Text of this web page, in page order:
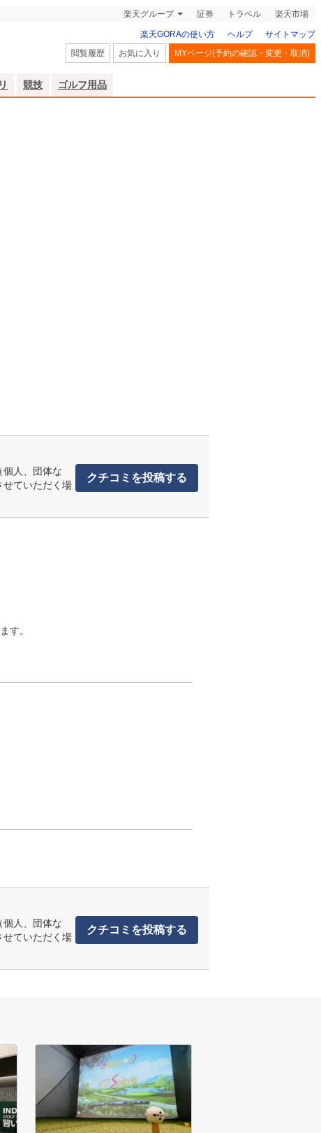
楽天グループ 証券 トラベル 楽天市場
楽天GORAの使い方 ヘルプ
サイトマップ
閲覧履歴
お気に入り MYページ(予約の確認・変更・取消)
競技 ゴルフ用品
個人、団体な
せていただく場
クチコミを投稿する
す。
個人、団体な
せていただく場
クチコミを投稿する